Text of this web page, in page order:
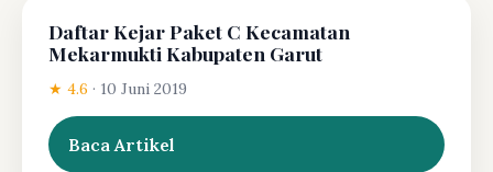
Daftar Kejar Paket C Kecamatan
Mekarmukti Kabupaten Garut
★ 4.6 · 10 Juni 2019
Baca Artikel